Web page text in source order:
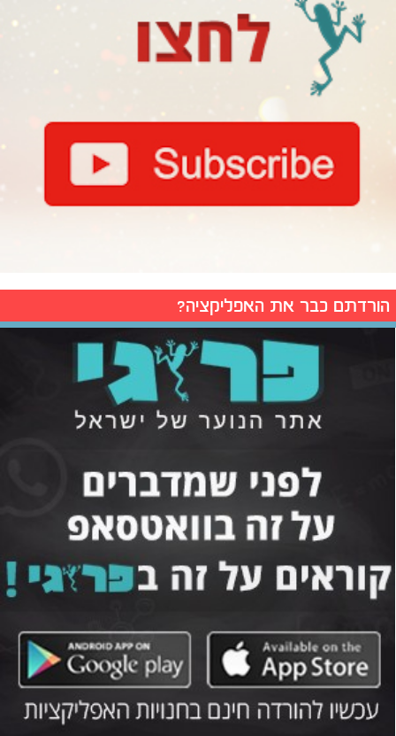
הורדתם כבר את האפליקציה?